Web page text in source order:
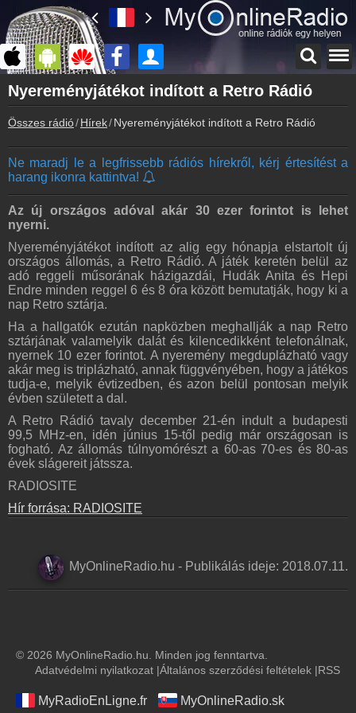
Főoldal
myonlineradio.hu
Bejelentkezés
Kapcsolat
Írj nekünk!
Partnerek
Rádiós partnerek
Rádió beágyazás
Ágyazd be weboldaladba
Online rádió készítés
Készítés lépésről lépésre
Nyereményjátékot indított a Retro Rádió
Összes rádió Hírek Nyereményjátékot indított a Retro Rádió
Ne maradj le a legfrissebb rádiós hírekről, kérj értesítést a
harang ikonra kattintva!
Az új országos adóval akár 30 ezer forintot is lehet
nyerni.
Nyereményjátékot indított az alig egy hónapja elstartolt új
országos állomás, a Retro Rádió. A játék keretén belül az
adó reggeli műsorának házigazdái, Hudák Anita és Hepi
Endre minden reggel 6 és 8 óra között bemutatják, hogy ki a
nap Retro sztárja.
Ha a hallgatók ezután napközben meghallják a nap Retro
sztárjának valamelyik dalát és kilencedikként telefonálnak,
nyernek 10 ezer forintot. A nyeremény megduplázható vagy
akár meg is triplázható, annak függvényében, hogy a játékos
tudja-e, melyik évtizedben, és azon belül pontosan melyik
évben született a dal.
A Retro Rádió tavaly december 21-én indult a budapesti
99,5 MHz-en, idén június 15-től pedig már országosan is
fogható. Az állomás túlnyomórészt a 60-as 70-es és 80-as
évek slágereit játssza.
RADIOSITE
Hír forrása: RADIOSITE
MyOnlineRadio.hu - Publikálás ideje: 2018.07.11.
© 2026 MyOnlineRadio.hu. Minden jog fenntartva.
Adatvédelmi nyilatkozat |Általános szerződési feltételek |RSS
MyRadioEnLigne.fr MyOnlineRadio.sk